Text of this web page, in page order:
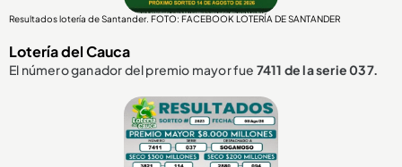
Resultados lotería de Santander. FOTO: FACEBOOK LOTERÍA DE SANTANDER
Lotería del Cauca
El número ganador del premio mayor fue 7411 de la serie 037.